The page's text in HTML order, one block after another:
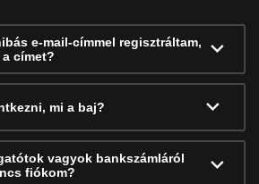
e-mail-címmel regisztráltam,
címet?
mi a baj?
vagyok bankszámláról
fiókom?